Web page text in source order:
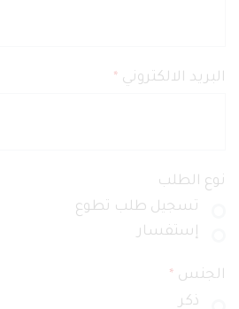
البريد الالكتروني *
نوع الطلب
تسجيل طلب تطوع
إستفسار
الجنس *
ذكر